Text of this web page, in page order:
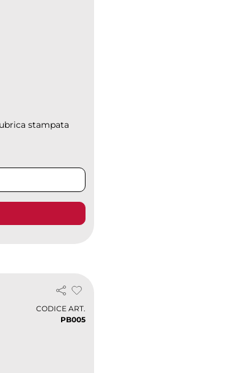
stampata
CODICE ART.
PB005